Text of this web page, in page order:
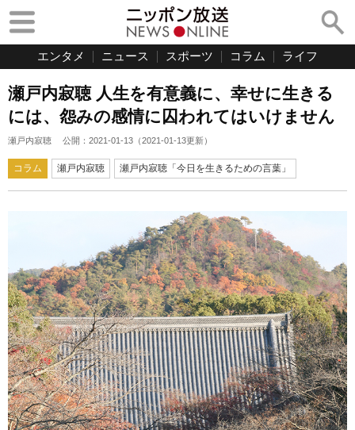
エンタメ ニュース スポーツ コラム ライフ
瀬戸内寂聴 人生を有意義に、幸せに生きる
には、怨みの感情に囚われてはいけません
瀬戸内寂聴 公開： 2021-01-13 （2021-01-13更新）
コラム 瀬戸内寂聴 瀬戸内寂聴「今日を生きるための言葉」